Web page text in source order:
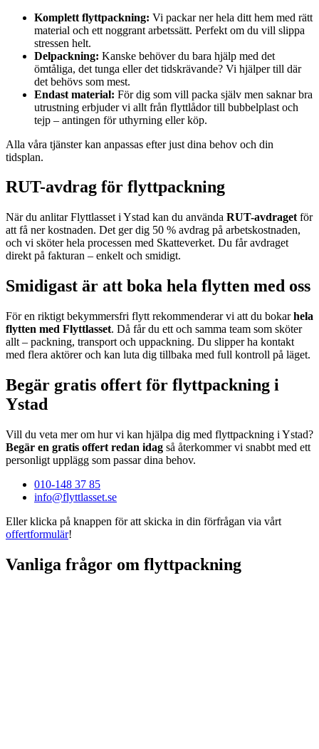
Komplett flyttpackning: Vi packar ner hela ditt hem med rätt
material och ett noggrant arbetssätt. Perfekt om du vill slippa
stressen helt.
Delpackning: Kanske behöver du bara hjälp med det
ömtåliga, det tunga eller det tidskrävande? Vi hjälper till där
det behövs som mest.
Endast material: För dig som vill packa själv men saknar bra
utrustning erbjuder vi allt från flyttlådor till bubbelplast och
tejp – antingen för uthyrning eller köp.
Alla våra tjänster kan anpassas efter just dina behov och din
tidsplan.
RUT-avdrag för flyttpackning
När du anlitar Flyttlasset i Ystad kan du använda RUT-avdraget för
att få ner kostnaden. Det ger dig 50 % avdrag på arbetskostnaden,
och vi sköter hela processen med Skatteverket. Du får avdraget
direkt på fakturan – enkelt och smidigt.
Smidigast är att boka hela flytten med oss
För en riktigt bekymmersfri flytt rekommenderar vi att du bokarhela
flytten med Flyttlasset. Då får du ett och samma team som sköter
allt – packning, transport och uppackning. Du slipper ha kontakt
med flera aktörer och kan luta dig tillbaka med full kontroll på läget.
Begär gratis offert för flyttpackning i
Ystad
Vill du veta mer om hur vi kan hjälpa dig med flyttpackning i Ystad?
Begär en gratis offert redan idag så återkommer vi snabbt med ett
personligt upplägg som passar dina behov.
010-148 37 85
info@flyttlasset.se
Eller klicka på knappen för att skicka in din förfrågan via vårt
offertformulär!
Vanliga frågor om flyttpackning